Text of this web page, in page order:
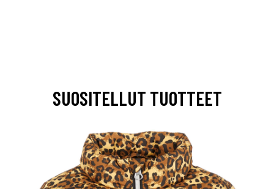
SUOSITELLUT TUOTTEET